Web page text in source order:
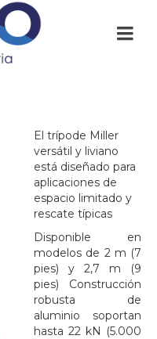
El trípode Miller
versátil y liviano
está diseñado para
aplicaciones de
espacio limitado y
rescate típicas
Disponible en
modelos de 2 m (7
pies) y 2,7 m (9
pies) Construcción
robusta de
aluminio soportan
hasta 22 kN (5.000